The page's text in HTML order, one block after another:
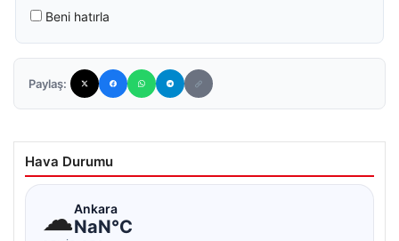
Beni hatırla
Paylaş:
Hava Durumu
☁Ankara
NaN°C